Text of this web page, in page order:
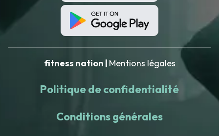
fitness nation | Mentions légales
Politique de confidentialité
Conditions générales